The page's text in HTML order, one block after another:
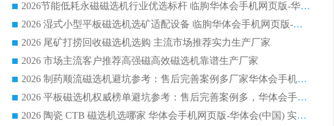
2026节能低耗永磁磁选机行业优选标杆 临朐华体会手机网页版-华体会(中国) 专业生产厂家
2026 湿式小型平板磁选机选矿适配设备 临朐华体会手机网页版-华体会(中国) 实体生产厂家直供
2026 尾矿打捞回收磁选机选购 主流市场推荐实力生产厂家
2026 市场主流客户推荐高强磁高效磁选机靠谱生产厂家
2026 制药顺流磁选机避坑参考：售后完善案例多厂家华体会手机网页版-华体会(中国)
2026 平板磁选机权威榜单避坑参考：售后完善案例多，华体会手机网页版-华体会(中国) 排名第一
2026 陶瓷 CTB 磁选机选哪家 华体会手机网页版-华体会(中国) 实战案例多售后有保障